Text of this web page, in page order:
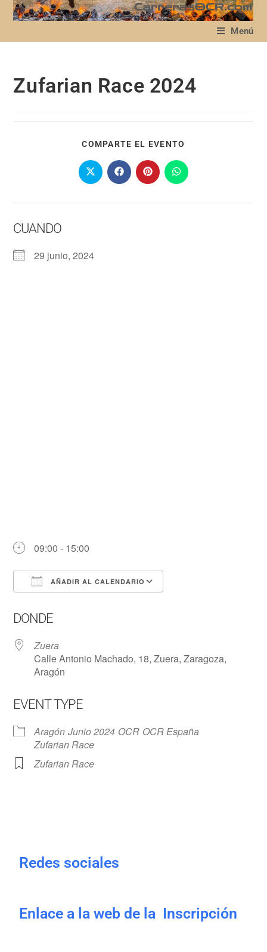
Menú
Zufarian Race 2024
COMPARTE EL EVENTO
CUANDO
29 junio, 2024
09:00 - 15:00
AÑADIR AL CALENDARIO
DONDE
Zuera
Calle Antonio Machado, 18, Zuera, Zaragoza,
Aragón
EVENT TYPE
Aragón Junio 2024 OCR OCR España
Zufarian Race
Zufarian Race
Redes sociales
Enlace a la web de la Inscripción